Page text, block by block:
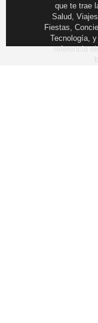
que te trae
Salud,
Fiestas,
Tecnología,
referencia